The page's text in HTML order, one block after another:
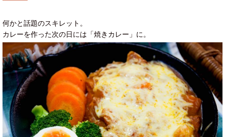
何かと話題のスキレット。
カレーを作った次の日には「焼きカレー」に。